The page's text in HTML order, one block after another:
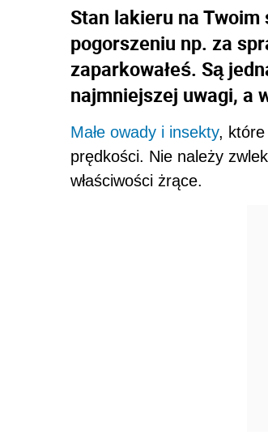
Stan lakieru na Twoim
pogorszeniu np. za
zaparkowałeś. Są
najmniejszej uwagi, a
Małe owady i insekty, które
prędkości. Nie należy
właściwości żrące.